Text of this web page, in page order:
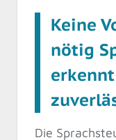
Keine
nötig
Die